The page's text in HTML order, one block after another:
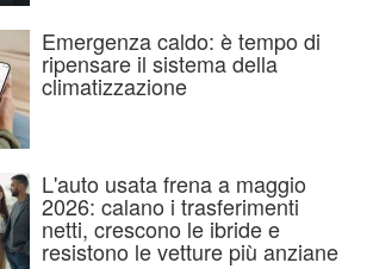
Emergenza caldo: è tempo di
ripensare il sistema della
climatizzazione
L'auto usata frena a maggio
2026: calano i trasferimenti
netti, crescono le ibride e
resistono le vetture più anziane